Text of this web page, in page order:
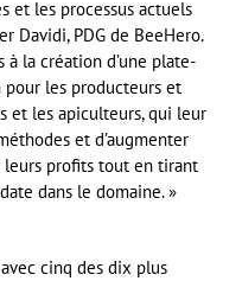
et les processus actuels
Davidi, PDG de BeeHero.
à la création d’une plate-
les producteurs et
et les apiculteurs, qui leur
et d’augmenter
leurs profits tout en tirant
dans le domaine. »
cinq des dix plus